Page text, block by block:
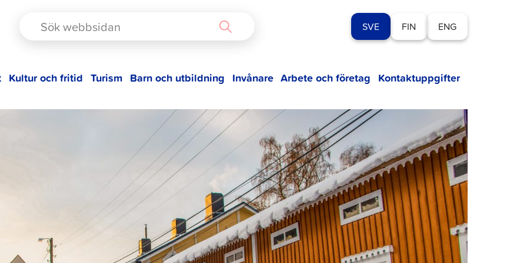
SVE FIN ENG
Kultur och fritid Turism Barn och utbildning Invånare Arbete och företag Kontaktuppgifter